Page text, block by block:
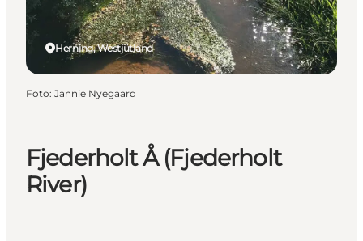
Fjederholt Å (Fjederholt
River)
Herning, Westjütland
Foto: Jannie Nyegaard